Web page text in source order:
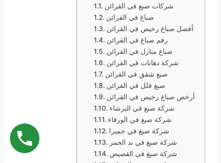
شركات صبغ في القرائن
صباغ في القرائن
أفضل صباغ رخيص في القرائن
رقم صباغ في القرائن
صباغ منازل في القرائن
شركة دهانات في القرائن
صبغ شقق في القرائن
صبغ فلل في القرائن
أرخص صباغ رخيص في القرائن
شركة صبغ في البرشاء
شركة صبغ في الورقاء
شركة صبغ في جميرا
شركة صبغ في ند الحمر
شركة صبغ في القصيص